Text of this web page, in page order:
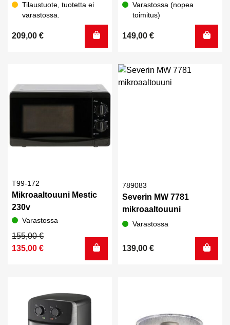
Tilaustuote, tuotetta ei
varastossa.
209,00 €
Varastossa (nopea
toimitus)
149,00 €
T99-172
Mikroaaltouuni Mestic
230v
Varastossa
155,00€
Alkuperäinen
hinta
135,00 €
Nykyinen
hinta
789083
Severin MW 7781
mikroaaltouuni
Varastossa
139,00 €